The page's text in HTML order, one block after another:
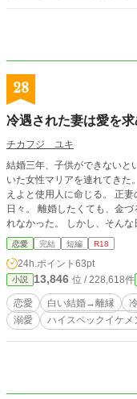
28
冷遇された妻は愛を求
チカフジ ユキ
結婚三年、子供ができないと
いた女性マリアを連れてきた
えよと使用人に命じる。 正妻のアリーシアは離れに追い出され、冷遇される
日々。 離婚したくても、金
れなかった。 しかし、そんな日々も
から始まった。
恋愛 完結 短編 R18
24h.ポイント 63pt
小説 13,846 位 / 228,618件
恋愛 白い結婚→離縁
溺愛
ハイスペックイケメ